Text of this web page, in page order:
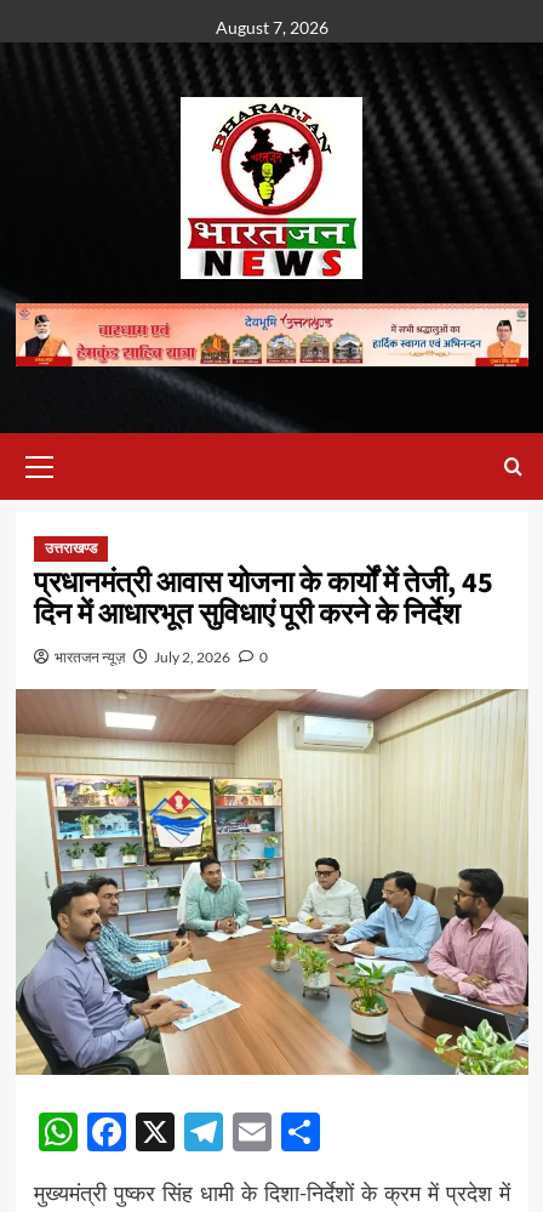
to
August 7, 2026
Menu
उत्तराखण्ड
प्रधानमंत्री आवास योजना के कार्यों में तेजी, 45
दिन में आधारभूत सुविधाएं पूरी करने के निर्देश
भारतजन न्यूज़ July 2, 2026 0
WhatsApp
Facebook
X Telegram
EmailShare
मुख्यमंत्री पुष्कर सिंह धामी के दिशा-निर्देशों के क्रम में प्रदेश में